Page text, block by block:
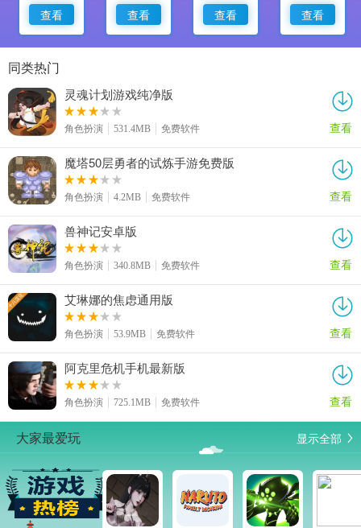
查看
查看
查看
查看
同类热门
灵魂计划游戏纯净版
角色扮演 531.4MB 免费软件 查看
魔塔50层勇者的试炼手游免费版
角色扮演 4.2MB 免费软件 查看
兽神记安卓版
角色扮演 340.8MB 免费软件 查看
艾琳娜的焦虑通用版
角色扮演 53.9MB 免费软件 查看
阿克里危机手机最新版
角色扮演 725.1MB 免费软件 查看
大家最爱玩 显示全部